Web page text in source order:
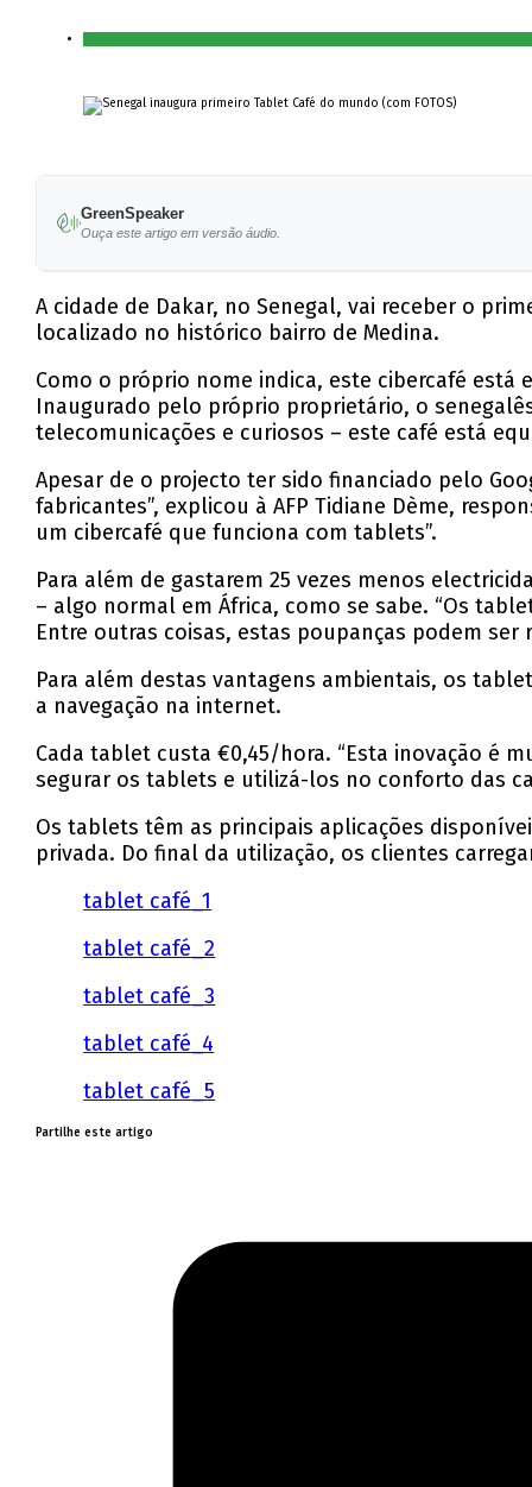
GreenSpeaker
Ouça este artigo em versão áudio.
A cidade de Dakar, no Senegal, vai receber o
localizado no histórico bairro de Medina.
Como o próprio nome indica, este cibercafé
Inaugurado pelo próprio proprietário, o
telecomunicações e curiosos – este café está
Apesar de o projecto ter sido financiado pelo
fabricantes”, explicou à AFP Tidiane Dème,
um cibercafé que funciona com tablets”.
Para além de gastarem 25 vezes menos
– algo normal em África, como se sabe. “Os
Entre outras coisas, estas poupanças podem
Para além destas vantagens ambientais, os
a navegação na internet.
Cada tablet custa €0,45/hora. “Esta inovação é
segurar os tablets e utilizá-los no conforto das
Os tablets têm as principais aplicações
privada. Do final da utilização, os clientes
tablet café_1
tablet café_2
tablet café_3
tablet café_4
tablet café_5
Partilhe este artigo